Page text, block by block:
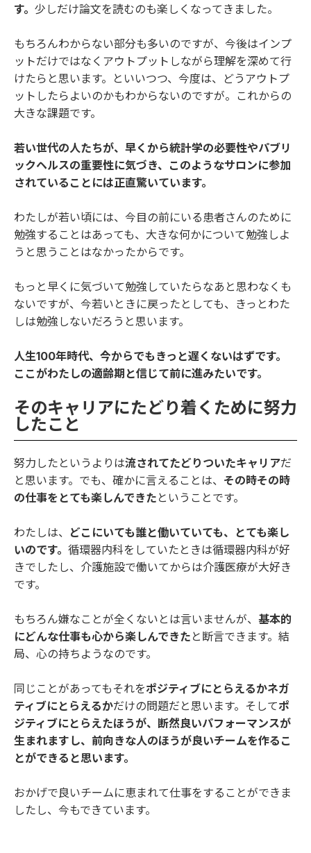
す。 少しだけ論文を読むのも楽しくなってきました。
もちろんわからない部分も多いのですが、今後はインプ
ットだけではなくアウトプットしながら理解を深めて行
けたらと思います。といいつつ、今度は、どうアウトプ
ットしたらよいのかもわからないのですが。これからの
大きな課題です。
若い世代の人たちが、早くから統計学の必要性やパブリ
ックヘルスの重要性に気づき、このようなサロンに参加
されていることには正直驚いています。
わたしが若い頃には、今目の前にいる患者さんのために
勉強することはあっても、大きな何かについて勉強しよ
うと思うことはなかったからです。
もっと早くに気づいて勉強していたらなあと思わなくも
ないですが、今若いときに戻ったとしても、きっとわた
しは勉強しないだろうと思います。
人生100年時代、今からでもきっと遅くないはずです。
ここがわたしの適齢期と信じて前に進みたいです。
そのキャリアにたどり着くために努力
したこと
努力したというよりは流されてたどりついたキャリアだ
と思います。でも、確かに言えることは、 その時その時
の仕事をとても楽しんできた ということです。
わたしは、 どこにいても誰と働いていても、とても楽し
いのです。 循環器内科をしていたときは循環器内科が好
きでしたし、介護施設で働いてからは介護医療が大好き
です。
もちろん嫌なことが全くないとは言いませんが、 基本的
にどんな仕事も心から楽しんできた と断言できます。結
局、心の持ちようなのです。
同じことがあってもそれをポジティブにとらえるかネガ
ティブにとらえるかだけの問題だと思います。そしてポ
ジティブにとらえたほうが、断然良いパフォーマンスが
生まれますし、前向きな人のほうが良いチームを作るこ
とができると思います。
おかげで良いチームに恵まれて仕事をすることができま
したし、今もできています。